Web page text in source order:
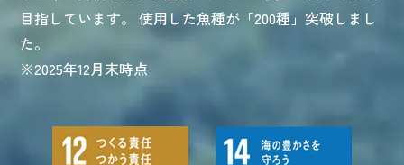
目指しています。 使用した魚種が「200種」突破しまし
た。
※2025年12月末時点